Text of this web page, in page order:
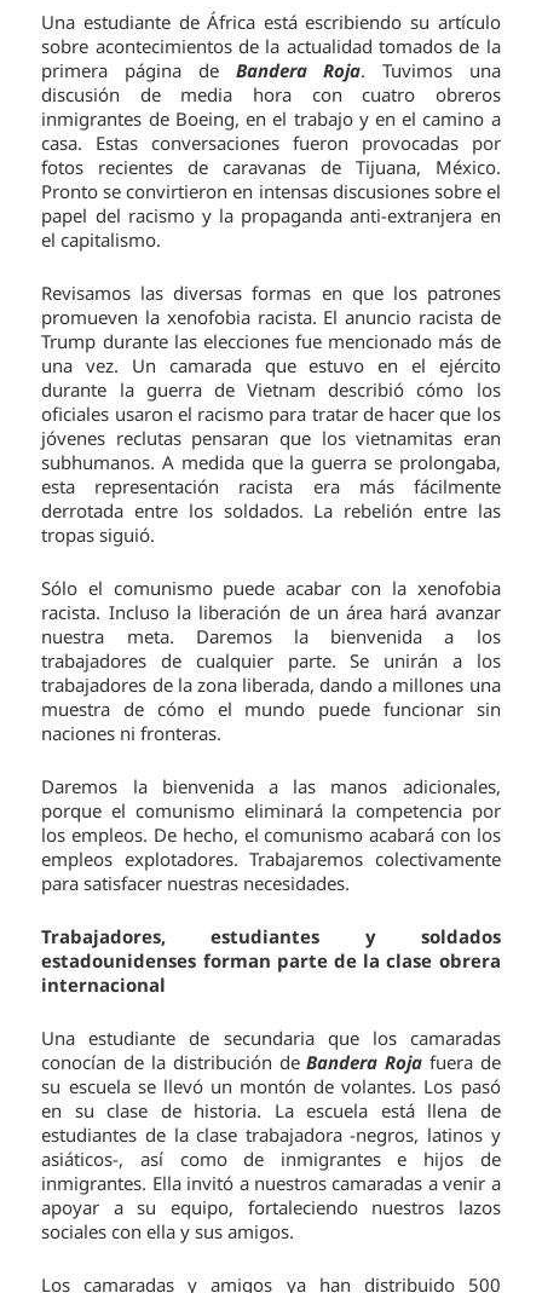
Una estudiante de África está escribiendo su artículo
sobre acontecimientos de la actualidad tomados de la
primera página de Bandera Roja. Tuvimos una
discusión de media hora con cuatro obreros
inmigrantes de Boeing, en el trabajo y en el camino a
casa. Estas conversaciones fueron provocadas por
fotos recientes de caravanas de Tijuana, México.
Pronto se convirtieron en intensas discusiones sobre el
papel del racismo y la propaganda anti-extranjera en
el capitalismo.
Revisamos las diversas formas en que los patrones
promueven la xenofobia racista. El anuncio racista de
Trump durante las elecciones fue mencionado más de
una vez. Un camarada que estuvo en el ejército
durante la guerra de Vietnam describió cómo los
oficiales usaron el racismo para tratar de hacer que los
jóvenes reclutas pensaran que los vietnamitas eran
subhumanos. A medida que la guerra se prolongaba,
esta representación racista era más fácilmente
derrotada entre los soldados. La rebelión entre las
tropas siguió.
Sólo el comunismo puede acabar con la xenofobia
racista. Incluso la liberación de un área hará avanzar
nuestra meta. Daremos la bienvenida a los
trabajadores de cualquier parte. Se unirán a los
trabajadores de la zona liberada, dando a millones una
muestra de cómo el mundo puede funcionar sin
naciones ni fronteras.
Daremos la bienvenida a las manos adicionales,
porque el comunismo eliminará la competencia por
los empleos. De hecho, el comunismo acabará con los
empleos explotadores. Trabajaremos colectivamente
para satisfacer nuestras necesidades.
Trabajadores, estudiantes y soldados
estadounidenses forman parte de la clase obrera
internacional
Una estudiante de secundaria que los camaradas
conocían de la distribución deBandera Roja fuera de
su escuela se llevó un montón de volantes. Los pasó
en su clase de historia. La escuela está llena de
estudiantes de la clase trabajadora -negros, latinos y
asiáticos-, así como de inmigrantes e hijos de
inmigrantes. Ella invitó a nuestros camaradas a venir a
apoyar a su equipo, fortaleciendo nuestros lazos
sociales con ella y sus amigos.
Los camaradas y amigos ya han distribuido 500